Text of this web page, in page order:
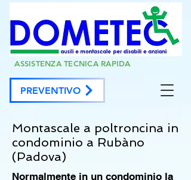
PREVENTIVO
ASSISTENZA TECNICA RAPIDA
Montascale a poltroncina in
condominio a Rubàno
(Padova)
Normalmente in un condominio la